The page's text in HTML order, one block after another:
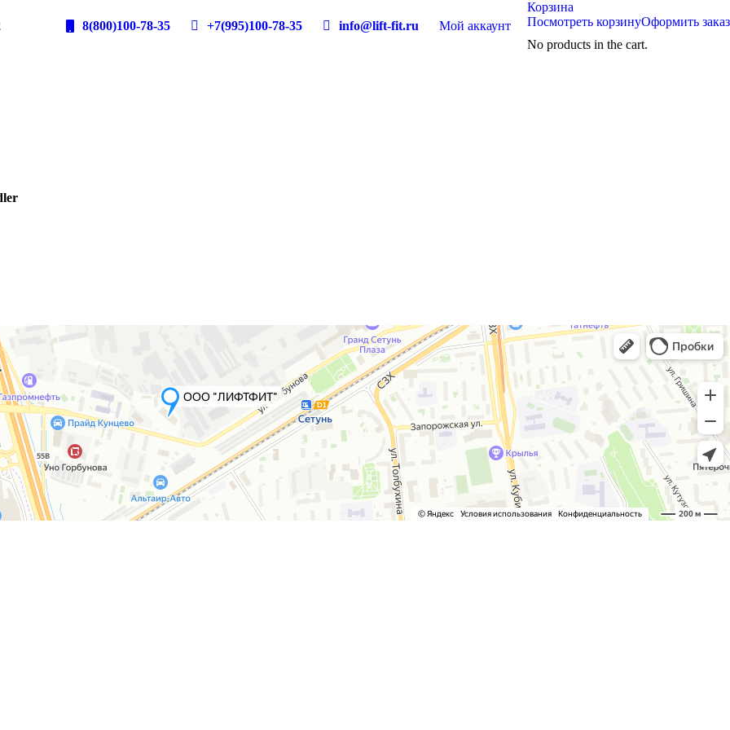
8(800)100-78-35 +7(995)100-78-35 info@lift-fit.ru Мой аккаунт
Корзина
Посмотреть корзинуОформить заказ
No products in the cart.